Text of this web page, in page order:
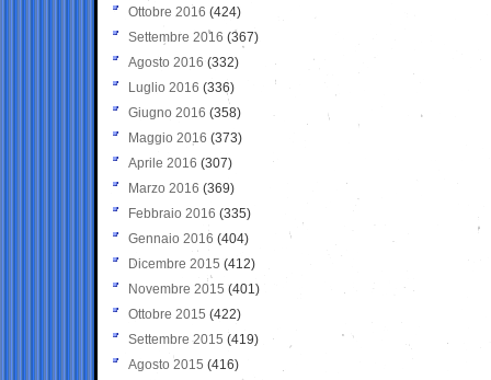
Ottobre 2016 (424)
Settembre 2016 (367)
Agosto 2016 (332)
Luglio 2016 (336)
Giugno 2016 (358)
Maggio 2016 (373)
Aprile 2016 (307)
Marzo 2016 (369)
Febbraio 2016 (335)
Gennaio 2016 (404)
Dicembre 2015 (412)
Novembre 2015 (401)
Ottobre 2015 (422)
Settembre 2015 (419)
Agosto 2015 (416)